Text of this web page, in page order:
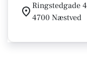
Ringstedgade 4
4700 Næstved